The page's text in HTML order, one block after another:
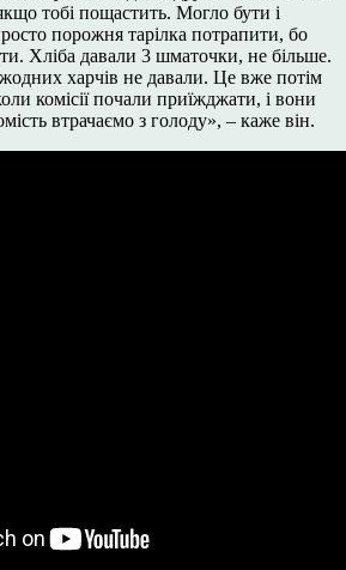
тобі пощастить. Могло бути і
порожня тарілка потрапити, бо
Хліба давали 3 шматочки, не більше.
харчів не давали. Це вже потім
комісії почали приїжджати, і вони
втрачаємо з голоду», – каже він.